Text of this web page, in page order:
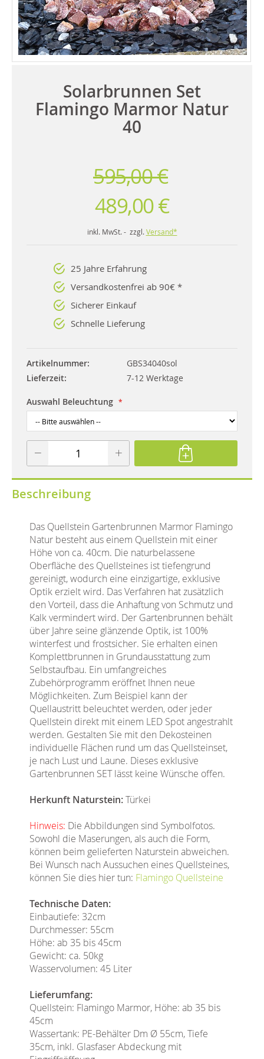
Solarbrunnen Set
Flamingo Marmor Natur
40
595,00 €
489,00 €
inkl. MwSt. - zzgl. Versand*
25 Jahre Erfahrung
Versandkostenfrei ab 90€ *
Sicherer Einkauf
Schnelle Lieferung
Artikelnummer
GBS34040sol
Lieferzeit
7-12 Werktage
Auswahl Beleuchtung
Beschreibung
Das Quellstein Gartenbrunnen Marmor Flamingo
Natur besteht aus einem Quellstein mit einer
Höhe von ca. 40cm. Die naturbelassene
Oberfläche des Quellsteines ist tiefengrund
gereinigt, wodurch eine einzigartige, exklusive
Optik erzielt wird. Das Verfahren hat zusätzlich
den Vorteil, dass die Anhaftung von Schmutz und
Kalk vermindert wird. Der Gartenbrunnen behält
über Jahre seine glänzende Optik, ist 100%
winterfest und frostsicher. Sie erhalten einen
Komplettbrunnen in Grundausstattung zum
Selbstaufbau. Ein umfangreiches
Zubehörprogramm eröffnet Ihnen neue
Möglichkeiten. Zum Beispiel kann der
Quellaustritt beleuchtet werden, oder jeder
Quellstein direkt mit einem LED Spot angestrahlt
werden. Gestalten Sie mit den Dekosteinen
individuelle Flächen rund um das Quellsteinset,
je nach Lust und Laune. Dieses exklusive
Gartenbrunnen SET lässt keine Wünsche offen.
Herkunft Naturstein:Türkei
Hinweis: Die Abbildungen sind Symbolfotos.
Sowohl die Maserungen, als auch die Form,
können beim gelieferten Naturstein abweichen.
Bei Wunsch nach Aussuchen eines Quellsteines,
können Sie dies hier tun: Flamingo Quellsteine
Technische Daten:
Einbautiefe: 32cm
Durchmesser: 55cm
Höhe: ab 35 bis 45cm
Gewicht: ca. 50kg
Wasservolumen: 45 Liter
Lieferumfang:
Quellstein: Flamingo Marmor, Höhe: ab 35 bis
45cm
Wassertank: PE-Behälter Dm Ø 55cm, Tiefe
35cm, inkl. Glasfaser Abdeckung mit